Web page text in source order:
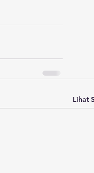
Lihat